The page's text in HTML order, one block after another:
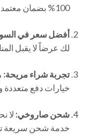
100% بضمان معتمد، وليست نسخة مقلدة.
أفضل سعر في
لك عرضاً لا يقبل
تجربة شراء مريحة:
خيارات دفع متعددة
شحن صاروخي: لا
خدمة شحن سريعة